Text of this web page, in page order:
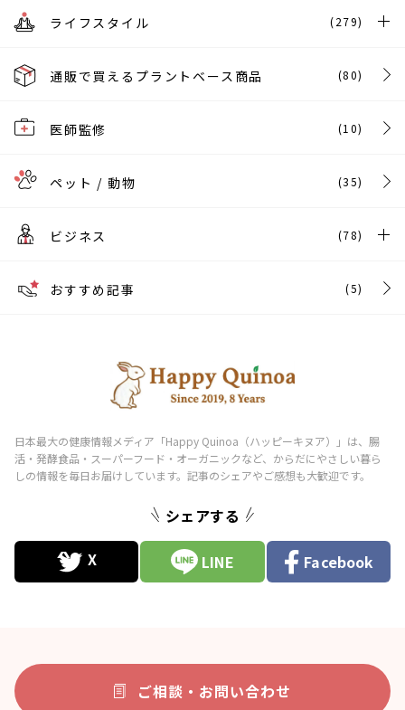
ライフスタイル (279)
通販で買えるプラントベース商品 (80)
医師監修 (10)
ペット / 動物 (35)
ビジネス (78)
おすすめ記事 (5)
シェアする
LINE Facebook
ご相談・お問い合わせ